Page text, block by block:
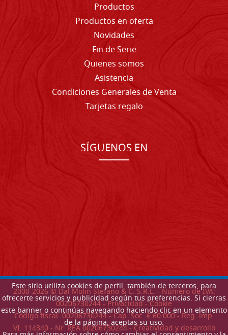
Este sitio utiliza cookies de perfil, también de terceros, para
ofrecerte servicios y publicidad según tus preferencias. Si cierras
este banner o continúas navegando haciendo clic en un elemento
de la página, aceptas su uso.
Productos
Productos en oferta
Novidades
Fin de Serie
Quienes somos
Asistencia
Condiciones Generales de Venta
Tarjetas regalo
SÍGUENOS EN
2000-2026© Dal Molin Stefano & C. S.R.L. - Número de IVA:
00206730244 -Privacidad-Cookie
Código fiscal: 00206730244 - Cap. Soc. € 60.000 - Reg. imp.
VI: 114340 - Nr. REA 00206730244 - Creatividad y desarrollo